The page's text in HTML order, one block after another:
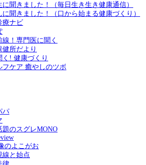
に聞きました！（毎日生き生き健康通信）
聞きました！（口から始まる健康づくり）
療ナビ
！専門医に聞く
所だより
く! 健康づくり
フケア 癒やしのツボ
パ
題のスグレMONO
のよこがお
線と始点